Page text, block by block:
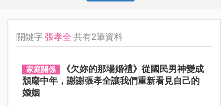
關鍵字張孝全 共有2筆資料
家庭關係
《欠妳的那場婚禮》從國民男神變成
頹廢中年，謝謝張孝全讓我們重新看見自己的
婚姻